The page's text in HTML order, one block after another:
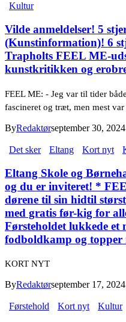
Kultur
Vilde anmeldelser! 5
(Kunstinformation)! 6
Trapholts FEEL ME-
kunstkritikken og
FEEL ME: - Jeg var til tider
fascineret og træt, men mest
ByRedaktørseptember 30, 2024
Det sker Eltang Kort nyt
Eltang Skole og
og du er inviteret! *
dørene til sin hidtil
med gratis før-kig for
Førsteholdet lukkede
fodboldkamp og topper
KORT NYT
ByRedaktørseptember 17, 2024
Førstehold Kort nyt Kultur